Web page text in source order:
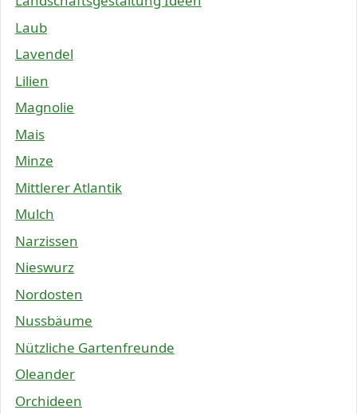
Laub
Lavendel
Lilien
Magnolie
Mais
Minze
Mittlerer Atlantik
Mulch
Narzissen
Nieswurz
Nordosten
Nussbäume
Nützliche Gartenfreunde
Oleander
Orchideen